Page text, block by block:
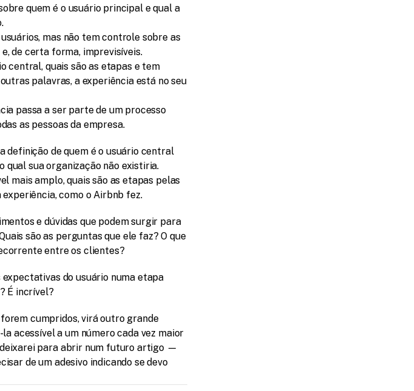
quem é o usuário principal e qual a
mas não tem controle sobre as
de certa forma, imprevisíveis.
central, quais são as etapas e tem
palavras, a experiência está no seu
passa a ser parte de um processo
as pessoas da empresa.
definição de quem é o usuário central
qual sua organização não existiria.
mais amplo, quais são as etapas pelas
como o Airbnb fez.
e dúvidas que podem surgir para
são as perguntas que ele faz? O que
entre os clientes?
do usuário numa etapa
É incrível?
cumpridos, virá outro grande
acessível a um número cada vez maior
deixarei para abrir num futuro artigo —
de um adesivo indicando se devo